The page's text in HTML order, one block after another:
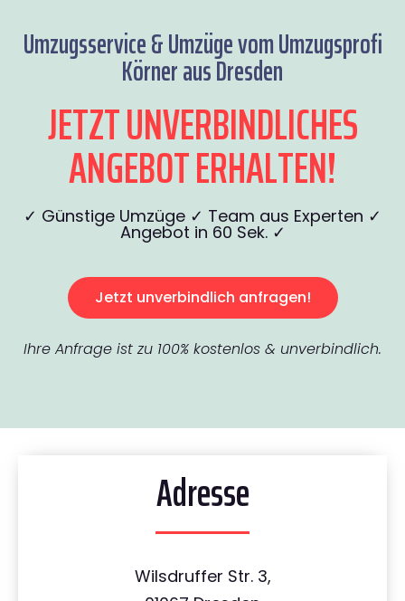
Umzugsservice & Umzüge vom Umzugsprofi
Körner aus Dresden
JETZT UNVERBINDLICHES
ANGEBOT ERHALTEN!
✓ Günstige Umzüge ✓ Team aus Experten ✓
Angebot in 60 Sek. ✓
Jetzt unverbindlich anfragen!
Ihre Anfrage ist zu 100% kostenlos & unverbindlich.
Adresse
Wilsdruffer Str. 3,